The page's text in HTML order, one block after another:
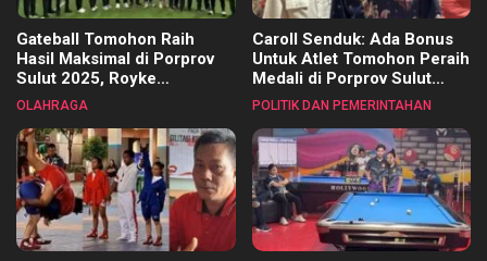
Gateball Tomohon Raih
Hasil Maksimal di Porprov
Sulut 2025, Royke
Tangkawarouw Ucapkan
OLAHRAGA
Caroll Senduk: Ada Bonus
Untuk Atlet Tomohon Peraih
Medali di Porprov Sulut
2025
POLITIK DAN PEMERINTAHAN